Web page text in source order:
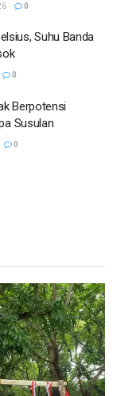
0
Suhu Banda
0
Berpotensi
Susulan
0